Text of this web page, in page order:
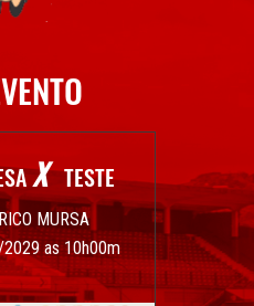
XTESTE
MURSA
as 10h00m